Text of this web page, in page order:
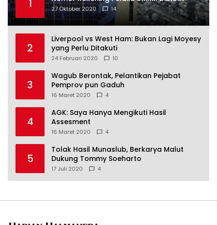
1 27 Oktober 2020 14
2
Liverpool vs West Ham: Bukan Lagi Moyesy
yang Perlu Ditakuti
24 Februari 2020 10
3
Wagub Berontak, Pelantikan Pejabat
Pemprov pun Gaduh
16 Maret 2020 4
4
AGK: Saya Hanya Mengikuti Hasil
Assesment
16 Maret 2020 4
5
Tolak Hasil Munaslub, Berkarya Malut
Dukung Tommy Soeharto
17 Juli 2020 4